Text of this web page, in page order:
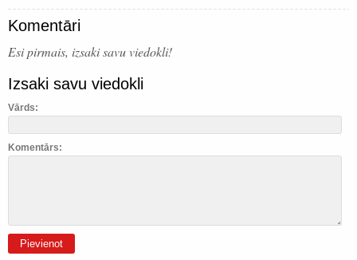
Komentāri
Esi pirmais, izsaki savu viedokli!
Izsaki savu viedokli
Vārds:
Komentārs:
Pievienot